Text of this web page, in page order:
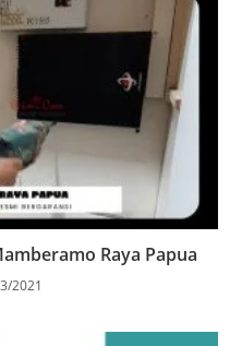
Raya Papua
2021